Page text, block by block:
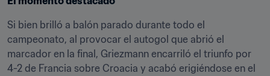
Si bien brilló a balón parado durante todo el
campeonato, al provocar el autogol que abrió el
marcador en la final, Griezmann encarriló el triunfo por
4-2 de Francia sobre Croacia y acabó erigiéndose en el